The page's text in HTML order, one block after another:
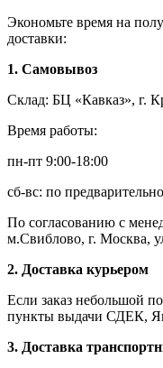
Экономьте время на
доставки:
1. Самовывоз
Склад: БЦ «Кавказ», г.
Время работы:
пн-пт 9:00-18:00
сб-вс: по
По согласованию с
м.Свиблово, г. Москва,
2. Доставка курьером
Если заказ небольшой
пункты выдачи СДЕК,
3. Доставка